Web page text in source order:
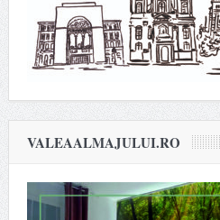
VALEAALMAJULUI.RO